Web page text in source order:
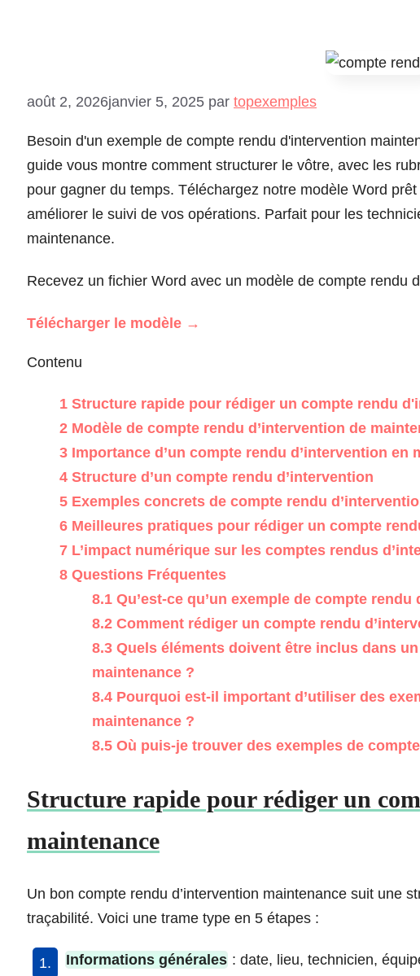
août 2, 2026janvier 5, 2025 par topexemples
Besoin d'un exemple de compte rendu d'intervention
guide vous montre comment structurer le vôtre, avec les
pour gagner du temps. Téléchargez notre modèle Word
améliorer le suivi de vos opérations. Parfait pour les
maintenance.
Recevez un fichier Word avec un modèle de compte rendu
Télécharger le modèle →
Contenu
1 Structure rapide pour rédiger un compte rendu
2 Modèle de compte rendu d’intervention de
3 Importance d’un compte rendu d’intervention en
4 Structure d’un compte rendu d’intervention
5 Exemples concrets de compte rendu
6 Meilleures pratiques pour rédiger un compte
7 L’impact numérique sur les comptes rendus
8 Questions Fréquentes
8.1 Qu’est-ce qu’un exemple de compte
8.2 Comment rédiger un compte rendu
8.3 Quels éléments doivent être inclus dans
maintenance ?
8.4 Pourquoi est-il important d’utiliser des
maintenance ?
8.5 Où puis-je trouver des exemples de
Structure rapide pour rédiger un
maintenance
Un bon compte rendu d’intervention maintenance suit une
traçabilité. Voici une trame type en 5 étapes :
Informations générales : date, lieu, technicien,